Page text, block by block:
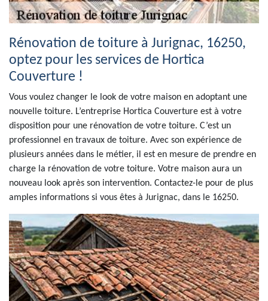
Rénovation de toiture à Jurignac, 16250,
optez pour les services de Hortica
Couverture !
Vous voulez changer le look de votre maison en adoptant une
nouvelle toiture. L’entreprise Hortica Couverture est à votre
disposition pour une rénovation de votre toiture. C’est un
professionnel en travaux de toiture. Avec son expérience de
plusieurs années dans le métier, il est en mesure de prendre en
charge la rénovation de votre toiture. Votre maison aura un
nouveau look après son intervention. Contactez-le pour de plus
amples informations si vous êtes à Jurignac, dans le 16250.